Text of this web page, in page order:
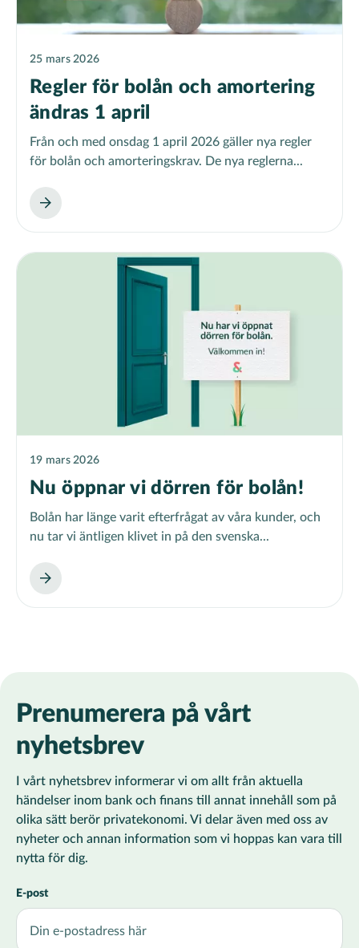
25 mars 2026
Regler för bolån och amortering
ändras 1 april
Från och med onsdag 1 april 2026 gäller nya regler
för bolån och amorteringskrav. De nya reglerna...
19 mars 2026
Nu öppnar vi dörren för bolån!
Bolån har länge varit efterfrågat av våra kunder, och
nu tar vi äntligen klivet in på den svenska...
Prenumerera på vårt
nyhetsbrev
I vårt nyhetsbrev informerar vi om allt från aktuella
händelser inom bank och finans till annat innehåll som på
olika sätt berör privatekonomi. Vi delar även med oss av
nyheter och annan information som vi hoppas kan vara till
nytta för dig.
E-post